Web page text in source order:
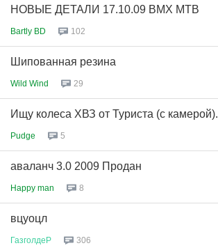
НОВЫЕ ДЕТАЛИ 17.10.09 BMX MTB
Bartly BD 102
Шипованная резина
Wild Wind 29
Ищу колеса ХВЗ от Туриста (с камерой).
Pudge 5
аваланч 3.0 2009 Продан
Happy man 8
вцуоцл
ГазголдеР 306